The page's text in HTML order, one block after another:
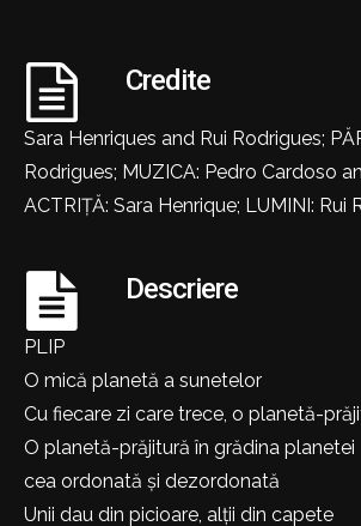
Credite
Sara Henriques and Rui Rodrigues;
Rodrigues; MUZICA: Pedro Cardoso
ACTRIȚĂ: Sara Henrique; LUMINI: Rui
Descriere
PLIP
O mică planetă a sunetelor
Cu fiecare zi care trece, o planetă-
O planetă-prăjitură în grădina planetei
cea ordonată și dezordonată
Unii dau din picioare, alții din capete